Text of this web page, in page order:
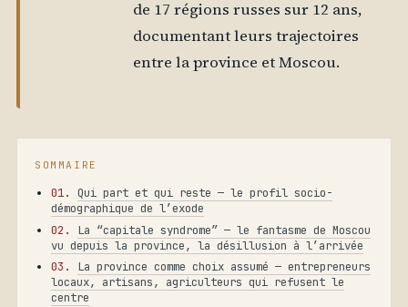
de 17 régions russes sur 12 ans,
documentant leurs trajectoires
entre la province et Moscou.
SOMMAIRE
Qui part et qui reste — le profil socio-
démographique de l’exode
La “capitale syndrome” — le fantasme de Moscou
vu depuis la province, la désillusion à l’arrivée
La province comme choix assumé — entrepreneurs
locaux, artisans, agriculteurs qui refusent le
centre